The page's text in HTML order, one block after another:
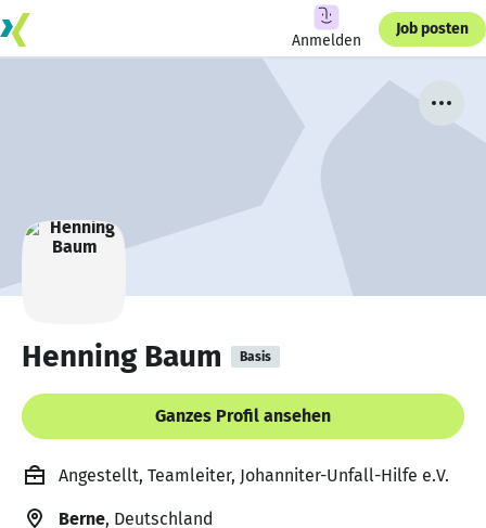
Anmelden
Job posten
Henning Baum Basis
Ganzes Profil ansehen
Angestellt, Teamleiter, Johanniter-Unfall-Hilfe e.V.
Berne, Deutschland